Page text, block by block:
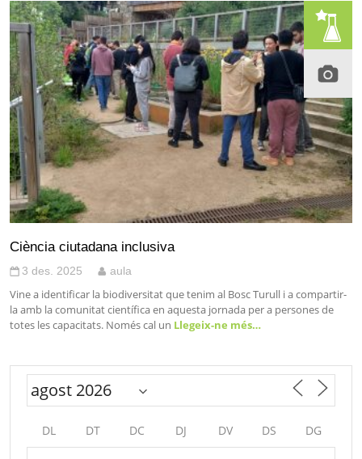
Ciència ciutadana inclusiva
3 des. 2025 aula
Vine a identificar la biodiversitat que tenim al Bosc Turull i a compartir-
la amb la comunitat científica en aquesta jornada per a persones de
totes les capacitats. Només cal un Llegeix-ne més…
DL DT DC DJ DV DS DG